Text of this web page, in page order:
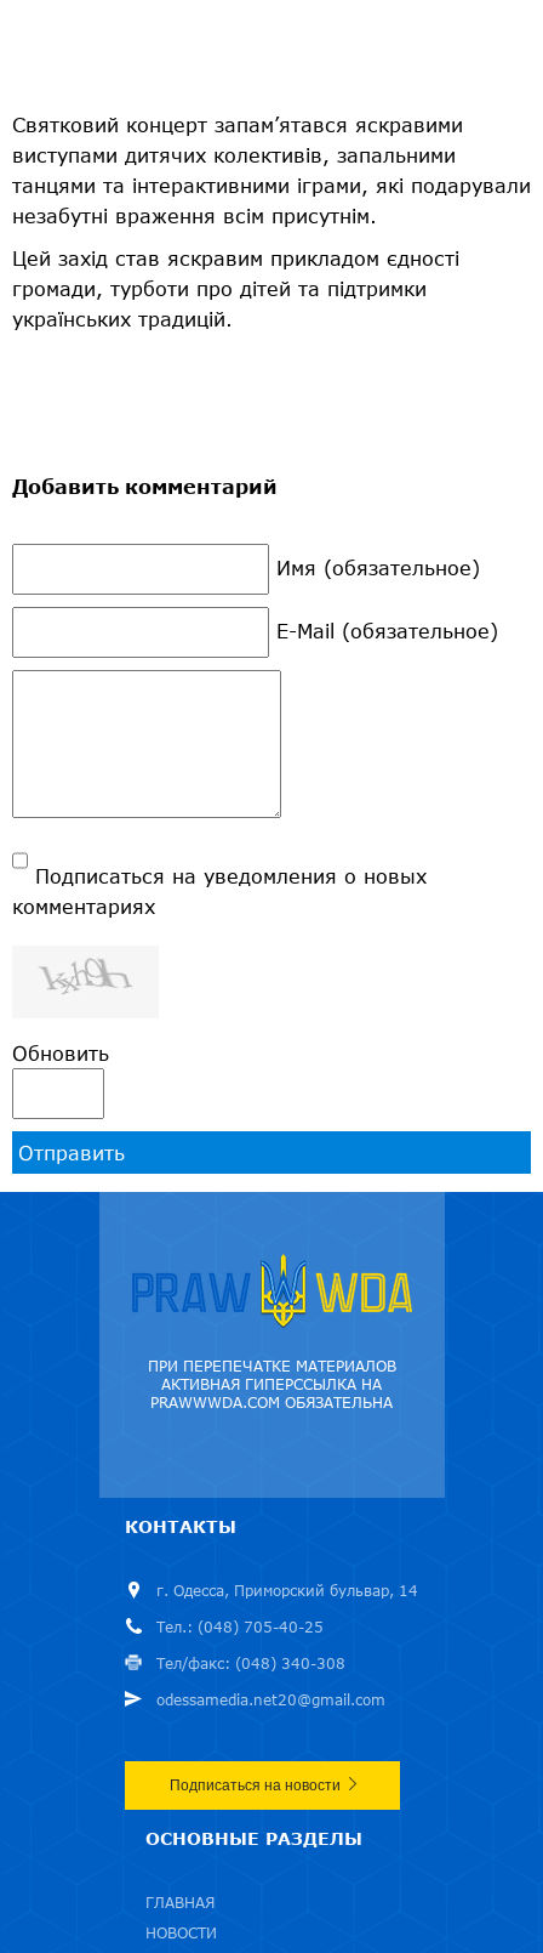
Святковий концерт запам’ятався яскравими
виступами дитячих колективів, запальними
танцями та інтерактивними іграми, які подарували
незабутні враження всім присутнім.
Цей захід став яскравим прикладом єдності
громади, турботи про дітей та підтримки
українських традицій.
Добавить комментарий
Имя (обязательное)
E-Mail (обязательное)
Подписаться на уведомления о новых
комментариях
Обновить
Отправить
ПРИ ПЕРЕПЕЧАТКЕ МАТЕРИАЛОВ
АКТИВНАЯ ГИПЕРССЫЛКА НА
PRAWWWDA.COM ОБЯЗАТЕЛЬНА
КОНТАКТЫ
г. Одесса, Приморский бульвар, 14
Тел.: (048) 705-40-25
Тел/факс: (048) 340-308
odessamedia.net20@gmail.com
Подписаться на новости
ОСНОВНЫЕ РАЗДЕЛЫ
ГЛАВНАЯ
НОВОСТИ